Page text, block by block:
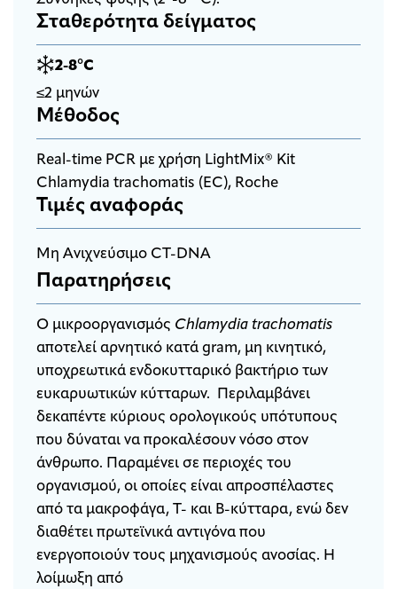
Σταθερότητα δείγματος
2-8°C
≤2 μηνών
Μέθοδος
Real-time PCR με χρήση LightMix® Kit
Chlamydia trachomatis (EC), Roche
Τιμές αναφοράς
Μη Ανιχνεύσιμο CT-DNΑ
Παρατηρήσεις
Ο μικροοργανισμός Chlamydia trachomatis
αποτελεί αρνητικό κατά gram, μη κινητικό,
υποχρεωτικά ενδοκυτταρικό βακτήριο των
ευκαρυωτικών κύτταρων. Περιλαμβάνει
δεκαπέντε κύριους ορολογικούς υπότυπους
που δύναται να προκαλέσουν νόσο στον
άνθρωπο. Παραμένει σε περιοχές του
οργανισμού, οι οποίες είναι απροσπέλαστες
από τα μακροφάγα, Τ- και Β-κύτταρα, ενώ δεν
διαθέτει πρωτεϊνικά αντιγόνα που
ενεργοποιούν τους μηχανισμούς ανοσίας. Η
λοίμωξη από